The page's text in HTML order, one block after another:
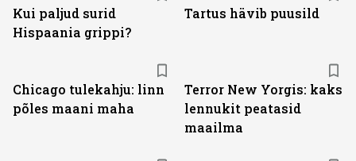
Kui paljud surid
Hispaania grippi?
Tartus hävib puusild
Chicago tulekahju: linn
põles maani maha
Terror New Yorgis: kaks
lennukit peatasid
maailma